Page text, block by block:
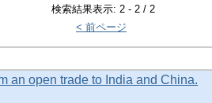
検索結果表示: 2 - 2 / 2
< 前ページ
an open trade to India and China.